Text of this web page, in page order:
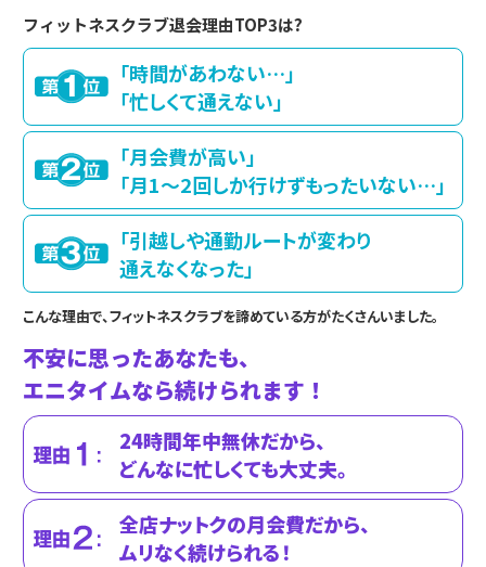
フィットネスクラブ退会理由TOP3は?
「時間があわない…」
「忙しくて通えない」
「月会費が高い」
「月1～2回しか行けずもったいない…」
「引越しや通勤ルートが変わり
通えなくなった」
こんな理由で、フィットネスクラブを諦めている方がたくさんいました。
不安に思ったあなたも、
エニタイムなら続けられます！
24時間年中無休だから、
どんなに忙しくても大丈夫。
全店ナットクの月会費だから、
ムリなく続けられる！